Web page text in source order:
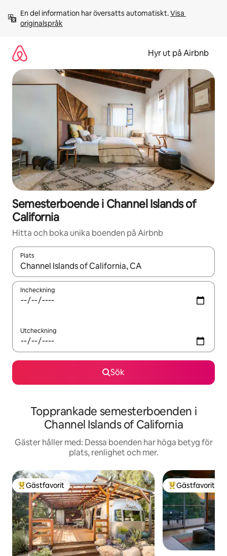
innehåll
En del information har översatts automatiskt. Visa
originalspråk
Hyr ut på Airbnb
Semesterboende i Channel Islands of
California
Hitta och boka unika boenden på Airbnb
Plats
När resultaten är tillgängliga kan du navigera med upp- och
Incheckning
Utcheckning
Sök
Topprankade semesterboenden i
Channel Islands of California
Gäster håller med: Dessa boenden har höga betyg för
plats, renlighet och mer.
Populär gästfavorit
Gästfavorit Populär
Gästfavorit